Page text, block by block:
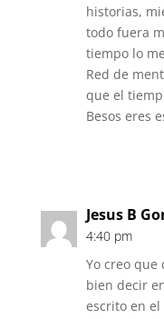
historias,
todo fuera
tiempo lo
Red de
que el
Besos eres
Jesus B
4:40 pm
Yo creo que
bien decir
escrito en el